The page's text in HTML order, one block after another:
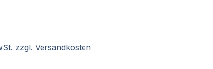
zzgl. Versandkosten